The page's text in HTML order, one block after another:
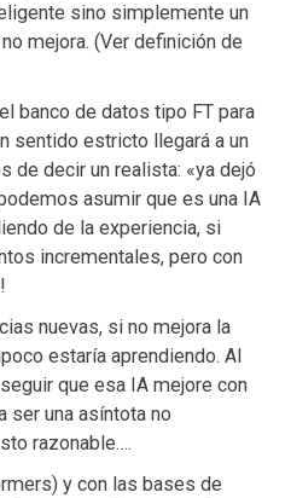
sino simplemente un
mejora. (Ver definición de
banco de datos tipo FT para
sentido estricto llegará a un
de decir un realista: «ya dejó
asumir que es una IA
de la experiencia, si
incrementales, pero con
nuevas, si no mejora la
estaría aprendiendo. Al
que esa IA mejore con
ser una asíntota no
razonable….
y con las bases de